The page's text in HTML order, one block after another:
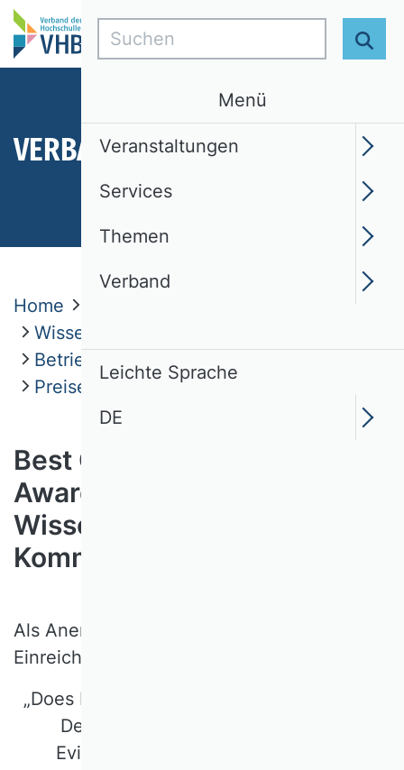
VERBAND
Home
Wissenschaftliche Kommissionen
Betriebswirtschaftliche Steuerlehre
Preise und Auszeichnungen
Best Conference Paper
Award der
Wissenschaftlichen
Kommission Steuerlehre
Als Anerkennung für die herausragende
Einreichung:
„Does Public Tax Sustainability Disclosure
Deter Corporate Tax Avoidance?
Evidence from GRI 207 Reporting“
Suchen
Menü
Veranstaltungen
Services
Themen
Verband
Leichte Sprache
DE